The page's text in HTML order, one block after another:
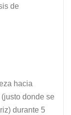
de
hacia
donde se
durante 5